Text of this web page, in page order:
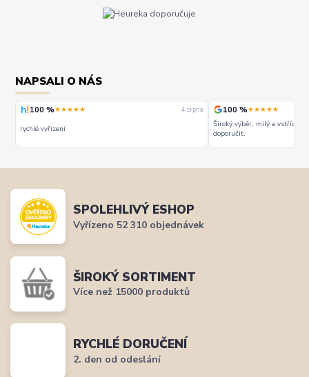
NAPSALI O NÁS
100 %★★★★★ 4. srpna
rychlé vyřízení
100 %★★★★★
Široký výběr, milý a vstřícný
doporučit.
SPOLEHLIVÝ ESHOP
Vyřízeno 52 310 objednávek
ŠIROKÝ SORTIMENT
Více než 15000 produktů
RYCHLÉ DORUČENÍ
2. den od odeslání